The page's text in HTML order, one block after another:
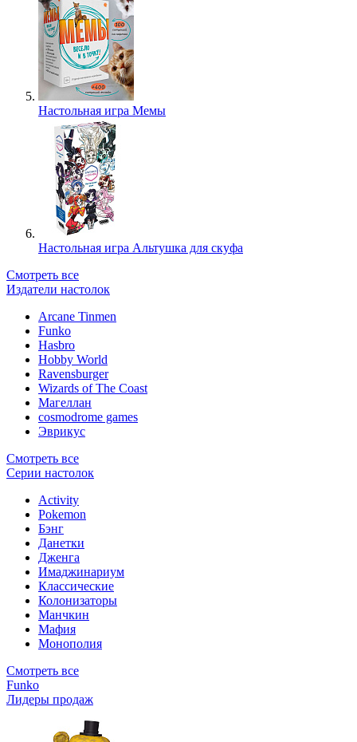
Настольная игра Мемы
Настольная игра Альтушка для скуфа
Смотреть все
Издатели настолок
Arcane Tinmen
Funko
Hasbro
Hobby World
Ravensburger
Wizards of The Coast
Магеллан
сosmodrome games
Эврикус
Смотреть все
Серии настолок
Activity
Pokemon
Бэнг
Данетки
Дженга
Имаджинариум
Классические
Колонизаторы
Манчкин
Мафия
Монополия
Смотреть все
Funko
Лидеры продаж